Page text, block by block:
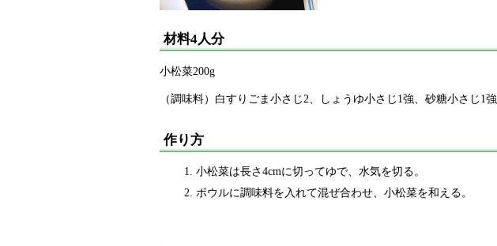
材料4人分
小松菜200g
（調味料）白すりごま小さじ2、しょうゆ小さじ1強、砂糖小さじ1強
作り方
小松菜は長さ4cmに切ってゆで、水気を切る。
ボウルに調味料を入れて混ぜ合わせ、小松菜を和える。